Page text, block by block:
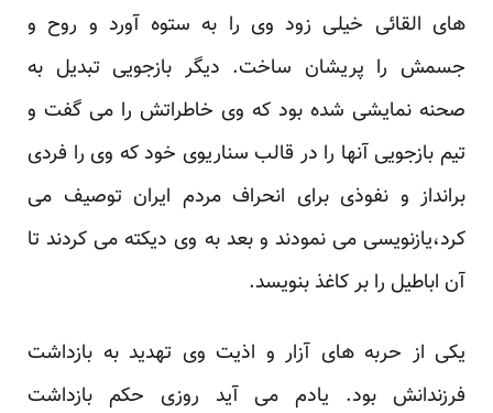
های القائی خیلی زود وی را به ستوه آورد و روح و
جسمش را پریشان ساخت. دیگر بازجویی تبدیل به
صحنه نمایشی شده بود که وی خاطراتش را می گفت و
تیم بازجویی آنها را در قالب سناریوی خود که وی را فردی
برانداز و نفوذی برای انحراف مردم ایران توصیف می
کرد،یازنویسی می نمودند و بعد به وی دیکته می کردند تا
آن اباطیل را بر کاغذ بنویسد.
یکی از حربه های آزار و اذیت وی تهدید به بازداشت
فرزندانش بود. یادم می آید روزی حکم بازداشت